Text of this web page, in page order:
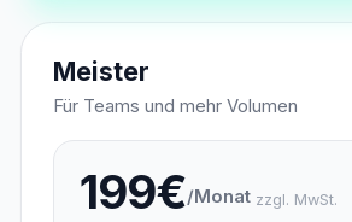
Meister
Für Teams und mehr Volumen
199€/Monat zzgl. MwSt.